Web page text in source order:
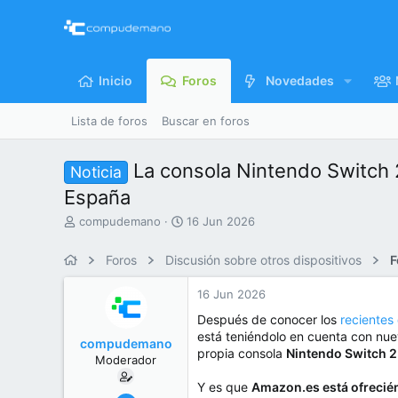
Inicio Foros Novedades
Lista de foros Buscar en foros
Noticia
La consola Nintendo
España
I
r
compudemano
F
h
16 Jun 2026
Foros Discusión sobre otros dispositivos
compudemano
Moderador
16 Jun 2026
Después de conocer los recientes
está teniéndolo en cuenta con
propia consola Nintendo Switch
Y es que Amazon.es está